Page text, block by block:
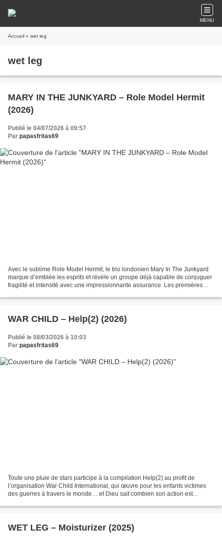
MENU
Accueil » wet leg
wet leg
MARY IN THE JUNKYARD – Role Model Hermit
(2026)
Publié le 04/07/2026 à 09:57
Par papasfritas69
Avec le sublime Role Model Hermit, le trio londonien Mary In The Junkyard
marque d’emblée les esprits et révèle un groupe déjà capable de conjuguer
fragilité et intensité avec une impressionnante assurance. Les premières
WAR CHILD – Help(2) (2026)
Publié le 08/03/2026 à 10:03
Par papasfritas69
Toute une pluie de stars participe à la compilation Help(2) au profit de
l’organisation War Child International, qui œuvre pour les enfants victimes
des guerres à travers le monde… et Dieu sait combien son action est
WET LEG – Moisturizer (2025)